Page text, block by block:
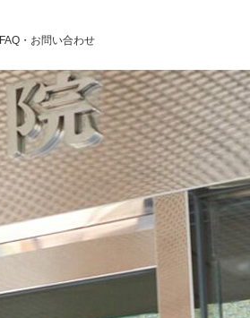
FAQ・お問い合わせ